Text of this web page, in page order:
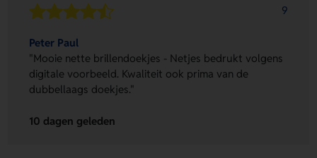
9
Peter Paul
"Mooie nette brillendoekjes - Netjes bedrukt volgens
digitale voorbeeld. Kwaliteit ook prima van de
dubbellaags doekjes."
10 dagen geleden